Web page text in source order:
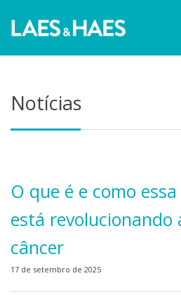
Notícias
O que é e como
está
câncer
17 de setembro de 2025